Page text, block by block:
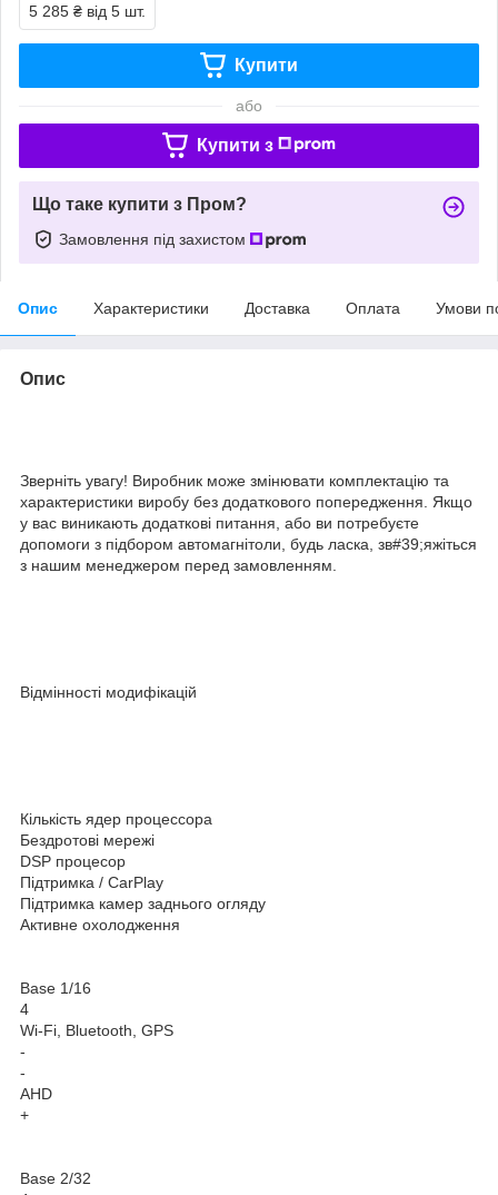
5 285 ₴ від 5 шт.
Купити
або
Купити з
Що таке купити з Пром?
Замовлення під захистом
Опис Характеристики Доставка Оплата Умови
Опис
Зверніть увагу! Виробник може змінювати комплектацію та
характеристики виробу без додаткового попередження. Якщо
у вас виникають додаткові питання, або ви потребуєте
допомоги з підбором автомагнітоли, будь ласка, зв#39;яжіться
з нашим менеджером перед замовленням.
Відмінності модифікацій
Кількість ядер процессора
Бездротові мережі
DSP процесор
Підтримка / CarPlay
Підтримка камер заднього огляду
Активне охолодження
Base 1/16
4
Wi-Fi, Bluetooth, GPS
-
-
AHD
+
Base 2/32